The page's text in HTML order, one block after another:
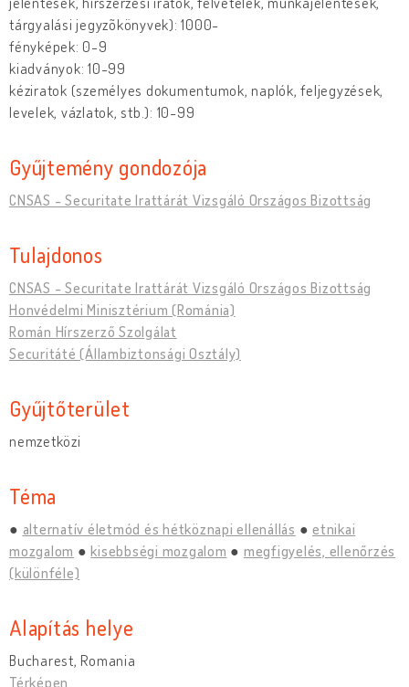
tárgyalási jegyzõkönyvek): 1000-
fényképek: 0-9
kiadványok: 10-99
kéziratok (személyes dokumentumok, naplók, feljegyzések,
levelek, vázlatok, stb.): 10-99
Gyűjtemény gondozója
CNSAS - Securitate Irattárát Vizsgáló Országos Bizottság
Tulajdonos
CNSAS - Securitate Irattárát Vizsgáló Országos Bizottság
Honvédelmi Minisztérium (Románia)
Román Hírszerző Szolgálat
Securitáté (Állambiztonsági Osztály)
Gyűjtőterület
nemzetközi
Téma
alternatív életmód és hétköznapi ellenállás
etnikai
mozgalom
kisebbségi mozgalom
megfigyelés, ellenőrzés
(különféle)
Alapítás helye
Bucharest, Romania
Térképen